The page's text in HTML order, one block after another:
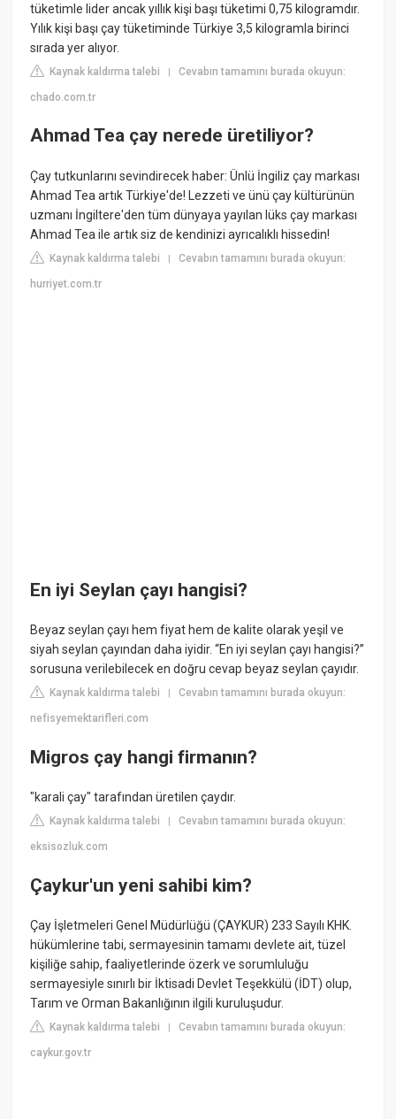
tüketimle lider ancak yıllık kişi başı tüketimi 0,75 kilogramdır.
Yılık kişi başı çay tüketiminde Türkiye 3,5 kilogramla birinci
sırada yer alıyor.
Kaynak kaldırma talebi |Cevabın tamamını burada okuyun:
chado.com.tr
Ahmad Tea çay nerede üretiliyor?
Çay tutkunlarını sevindirecek haber: Ünlü İngiliz çay markası
Ahmad Tea artık Türkiye'de! Lezzeti ve ünü çay kültürünün
uzmanı İngiltere'den tüm dünyaya yayılan lüks çay markası
Ahmad Tea ile artık siz de kendinizi ayrıcalıklı hissedin!
Kaynak kaldırma talebi |Cevabın tamamını burada okuyun:
hurriyet.com.tr
En iyi Seylan çayı hangisi?
Beyaz seylan çayı hem fiyat hem de kalite olarak yeşil ve
siyah seylan çayından daha iyidir. “En iyi seylan çayı hangisi?”
sorusuna verilebilecek en doğru cevap beyaz seylan çayıdır.
Kaynak kaldırma talebi |Cevabın tamamını burada okuyun:
nefisyemektarifleri.com
Migros çay hangi firmanın?
"karali çay" tarafından üretilen çaydır.
Kaynak kaldırma talebi |Cevabın tamamını burada okuyun:
eksisozluk.com
Çaykur'un yeni sahibi kim?
Çay İşletmeleri Genel Müdürlüğü (ÇAYKUR) 233 Sayılı KHK.
hükümlerine tabi, sermayesinin tamamı devlete ait, tüzel
kişiliğe sahip, faaliyetlerinde özerk ve sorumluluğu
sermayesiyle sınırlı bir İktisadi Devlet Teşekkülü (İDT) olup,
Tarım ve Orman Bakanlığının ilgili kuruluşudur.
Kaynak kaldırma talebi |Cevabın tamamını burada okuyun:
caykur.gov.tr